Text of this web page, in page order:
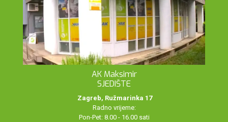
AK Maksimir
SJEDIŠTE
Zagreb, Ružmarinka 17
Radno vrijeme:
Pon-Pet: 8.00 - 16.00 sati